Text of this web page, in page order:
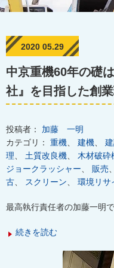
2020 05.29
中京重機60年の礎
社』を目指した創業
投稿者： 加藤 一明
カテゴリ： 重機 建機
理
土質改良機 木材破砕
ジョークラッシャー
販売
古
スクリーン 環境リサ
最高執行責任者の加藤一明で
続きを読む